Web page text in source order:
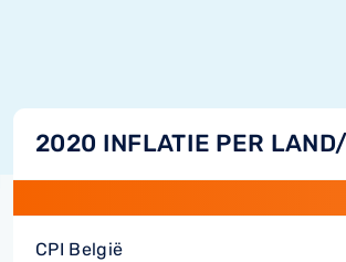
2020 INFLATIE PER
CPI België